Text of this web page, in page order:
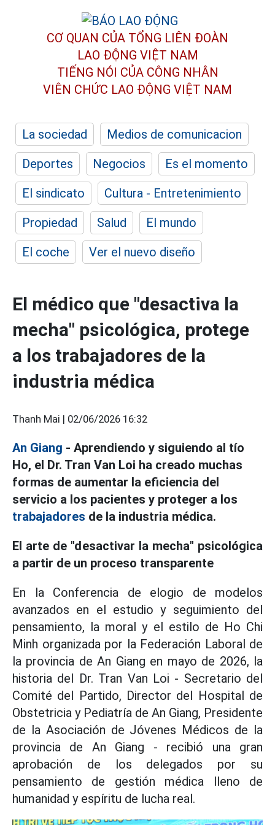
CƠ QUAN CỦA TỔNG LIÊN ĐOÀN
LAO ĐỘNG VIỆT NAM
TIẾNG NÓI CỦA CÔNG NHÂN
VIÊN CHỨC LAO ĐỘNG VIỆT NAM
La sociedad
Medios de comunicacion
Deportes
Negocios
Es el momento
El sindicato
Cultura - Entretenimiento
Propiedad
Salud
El mundo
El coche
Ver el nuevo diseño
El médico que "desactiva la
mecha" psicológica, protege
a los trabajadores de la
industria médica
Thanh Mai | 02/06/2026 16:32
An Giang - Aprendiendo y siguiendo al tío
Ho, el Dr. Tran Van Loi ha creado muchas
formas de aumentar la eficiencia del
servicio a los pacientes y proteger a los
trabajadores de la industria médica.
El arte de "desactivar la mecha" psicológica
a partir de un proceso transparente
En la Conferencia de elogio de modelos
avanzados en el estudio y seguimiento del
pensamiento, la moral y el estilo de Ho Chi
Minh organizada por la Federación Laboral de
la provincia de An Giang en mayo de 2026, la
historia del Dr. Tran Van Loi - Secretario del
Comité del Partido, Director del Hospital de
Obstetricia y Pediatría de An Giang, Presidente
de la Asociación de Jóvenes Médicos de la
provincia de An Giang - recibió una gran
aprobación de los delegados por su
pensamiento de gestión médica lleno de
humanidad y espíritu de lucha real.